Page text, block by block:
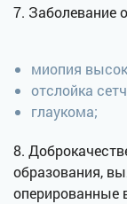
7. Заболевание
миопия
отслойка
глаукома;
8.
образования,
оперированные